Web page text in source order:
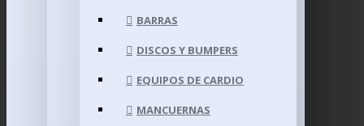
BARRAS
DISCOS Y BUMPERS
EQUIPOS DE CARDIO
MANCUERNAS